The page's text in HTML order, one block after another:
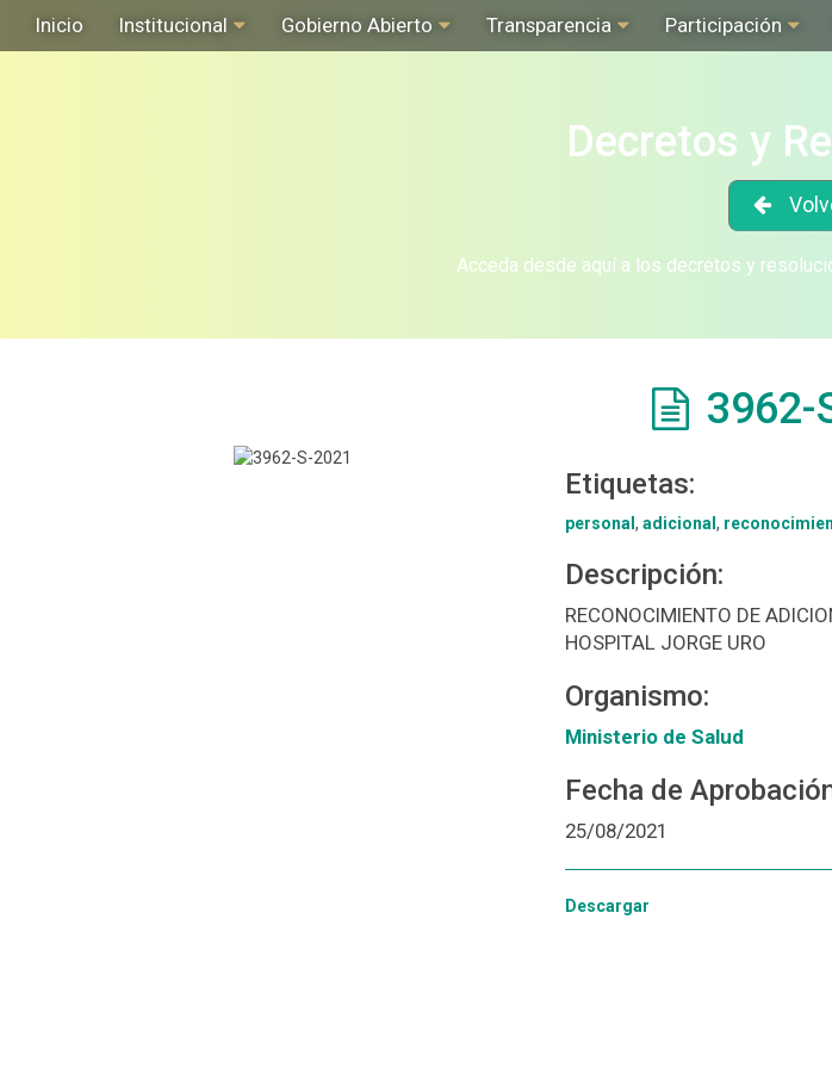
Inicio Institucional Gobierno Abierto Transparencia Participación
Decretos y
Acceda desde aquí a los decretos y
3962-
Etiquetas:
personal , adicional ,
Descripción:
RECONOCIMIENTO DE
HOSPITAL JORGE URO
Organismo:
Ministerio de Salud
Fecha de
25/08/2021
Descargar